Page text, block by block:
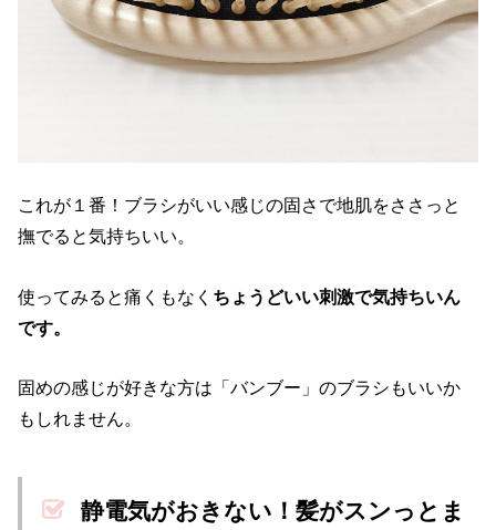
これが１番！ブラシがいい感じの固さで地肌をささっと
撫でると気持ちいい。
使ってみると痛くもなく ちょうどいい刺激で気持ちいん
です。
固めの感じが好きな方は「バンブー」のブラシもいいか
もしれません。
静電気がおきない！髪がスンっとま